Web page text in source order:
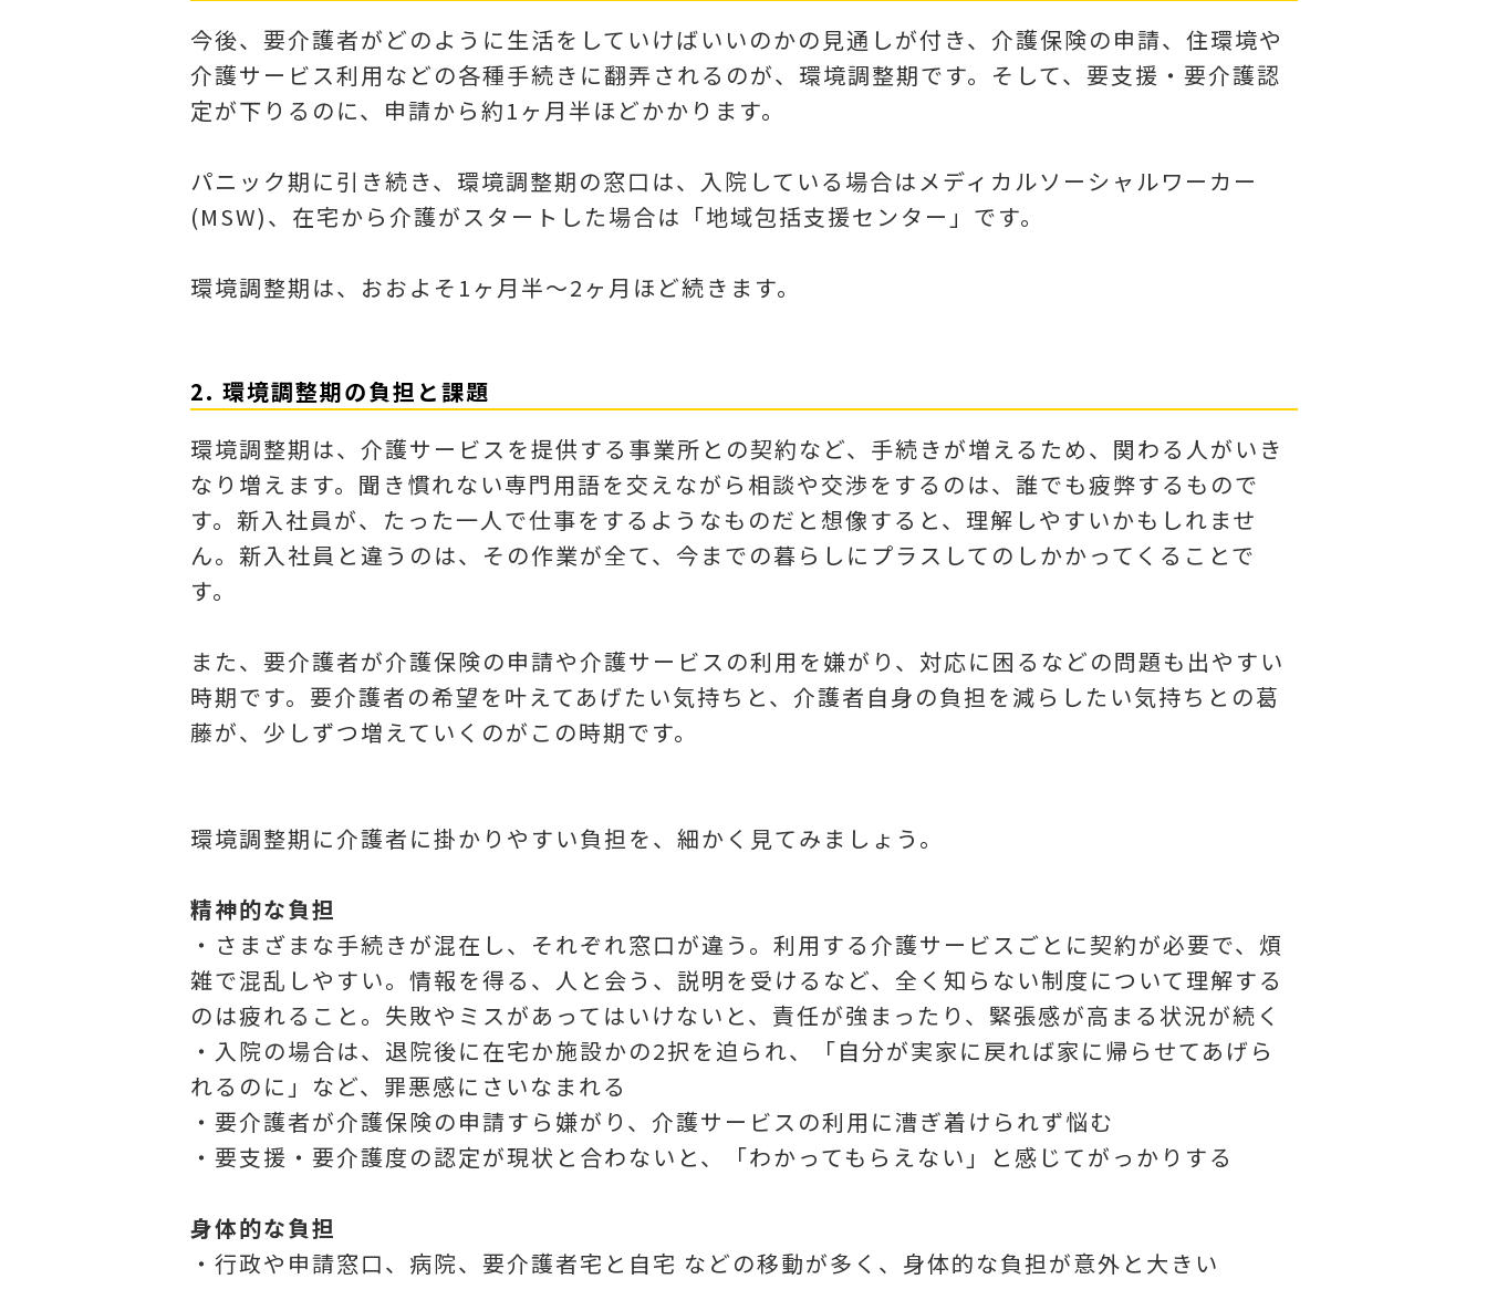
今後、要介護者がどのように生活をしていけばいいのかの見通しが付き、介護保険の申請、住環境や
介護サービス利用などの各種手続きに翻弄されるのが、環境調整期です。そして、要支援・要介護認
定が下りるのに、申請から約1ヶ月半ほどかかります。
パニック期に引き続き、環境調整期の窓口は、入院している場合はメディカルソーシャルワーカー
(MSW)、在宅から介護がスタートした場合は「地域包括支援センター」です。
環境調整期は、おおよそ1ヶ月半～2ヶ月ほど続きます。
2. 環境調整期の負担と課題
環境調整期は、介護サービスを提供する事業所との契約など、手続きが増えるため、関わる人がいき
なり増えます。聞き慣れない専門用語を交えながら相談や交渉をするのは、誰でも疲弊するもので
す。新入社員が、たった一人で仕事をするようなものだと想像すると、理解しやすいかもしれませ
ん。新入社員と違うのは、その作業が全て、今までの暮らしにプラスしてのしかかってくることで
す。
また、要介護者が介護保険の申請や介護サービスの利用を嫌がり、対応に困るなどの問題も出やすい
時期です。要介護者の希望を叶えてあげたい気持ちと、介護者自身の負担を減らしたい気持ちとの葛
藤が、少しずつ増えていくのがこの時期です。
環境調整期に介護者に掛かりやすい負担を、細かく見てみましょう。
精神的な負担
・さまざまな手続きが混在し、それぞれ窓口が違う。利用する介護サービスごとに契約が必要で、煩
雑で混乱しやすい。情報を得る、人と会う、説明を受けるなど、全く知らない制度について理解する
のは疲れること。失敗やミスがあってはいけないと、責任が強まったり、緊張感が高まる状況が続く
・入院の場合は、退院後に在宅か施設かの2択を迫られ、「自分が実家に戻れば家に帰らせてあげら
れるのに」など、罪悪感にさいなまれる
・要介護者が介護保険の申請すら嫌がり、介護サービスの利用に漕ぎ着けられず悩む
・要支援・要介護度の認定が現状と合わないと、「わかってもらえない」と感じてがっかりする
身体的な負担
・行政や申請窓口、病院、要介護者宅と自宅 などの移動が多く、身体的な負担が意外と大きい